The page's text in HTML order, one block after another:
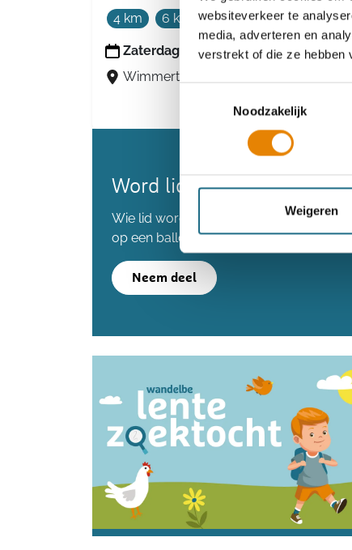
websiteverkeer te
media, adverteren en
verstrekt of die ze hebben
Noodzakelijk
Weigeren
4 km 6 km 9 km 13 km 21 km
Zaterdag 8 augustus 2026
Wimmertingen (Hasselt), Limburg
Word lid en maak kans
Wie lid wordt voordat we de 80.000
op een ballonvaart.
Neem deel